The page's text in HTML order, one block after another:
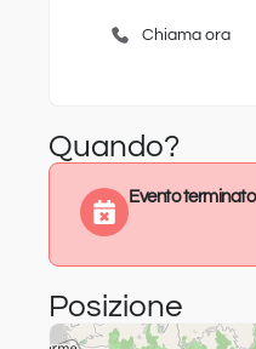
Chiama ora
Quando?
Evento terminato
Posizione